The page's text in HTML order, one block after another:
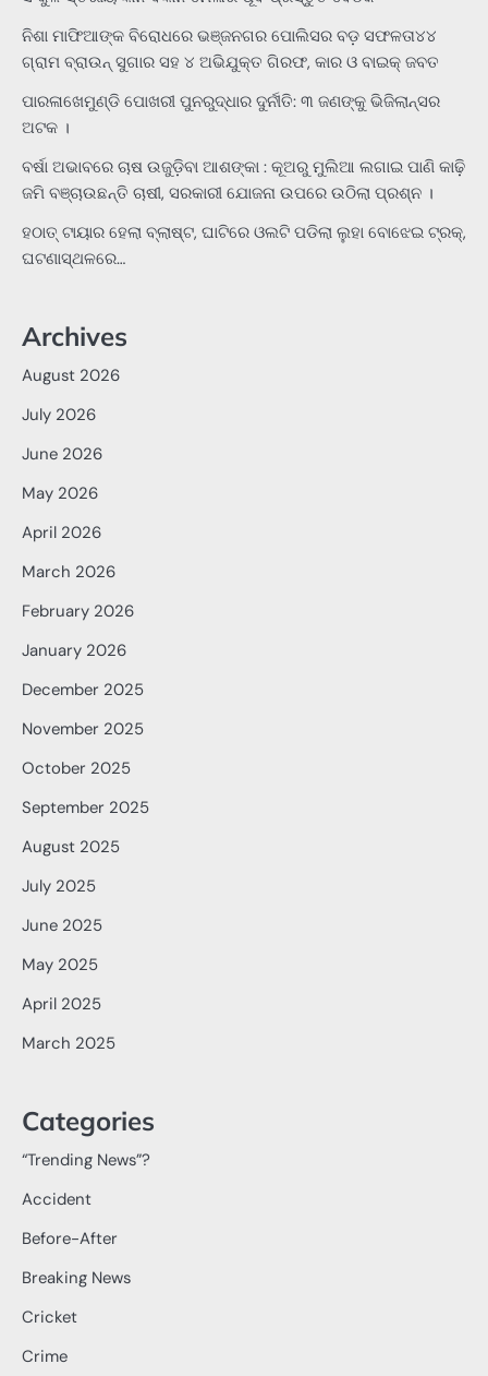
ନିଶା ମାଫିଆଙ୍କ ବିରୋଧରେ ଭଞ୍ଜନଗର ପୋଲିସର ବଡ଼ ସଫଳତା୪୪
ଗ୍ରାମ ବ୍ରାଉନ୍ ସୁଗାର ସହ ୪ ଅଭିଯୁକ୍ତ ଗିରଫ, କାର ଓ ବାଇକ୍ ଜବତ
ପାରଳାଖେମୁଣ୍ଡି ପୋଖରୀ ପୁନରୁଦ୍ଧାର ଦୁର୍ନୀତି: ୩ ଜଣଙ୍କୁ ଭିଜିଲାନ୍ସର
ଅଟକ ।
ବର୍ଷା ଅଭାବରେ ଚାଷ ଉଜୁଡ଼ିବା ଆଶଙ୍କା : କୂଅରୁ ମୁଲିଆ ଲଗାଇ ପାଣି କାଢ଼ି
ଜମି ବଞ୍ଚାଉଛନ୍ତି ଚାଷୀ, ସରକାରୀ ଯୋଜନା ଉପରେ ଉଠିଲା ପ୍ରଶ୍ନ ।
ହଠାତ୍‌ ଟାୟାର ହେଲା ବ୍ଲାଷ୍ଟ, ଘାଟିରେ ଓଲଟି ପଡିଲା ଲୁହା ବୋଝେଇ ଟ୍ରକ୍‌,
ଘଟଣାସ୍ଥଳରେ…
Archives
August 2026
July 2026
June 2026
May 2026
April 2026
March 2026
February 2026
January 2026
December 2025
November 2025
October 2025
September 2025
August 2025
July 2025
June 2025
May 2025
April 2025
March 2025
Categories
“Trending News”?
Accident
Before-After
Breaking News
Cricket
Crime